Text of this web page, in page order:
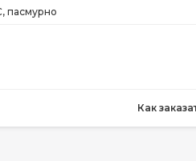
пасмурно
Как